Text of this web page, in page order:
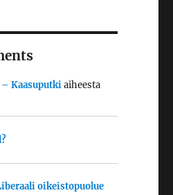
Kaasuputkiaiheesta
oikeistopuolue